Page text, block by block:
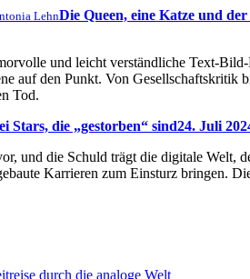
LehnDie Queen, eine Katze und
und leicht verständliche Text-
auf den Punkt. Von Gesellschaftskritik
Tod.
Stars, die „gestorben“ sind24. Juli
und die Schuld trägt die digitale Welt,
Karrieren zum Einsturz bringen.
durch die analoge Welt